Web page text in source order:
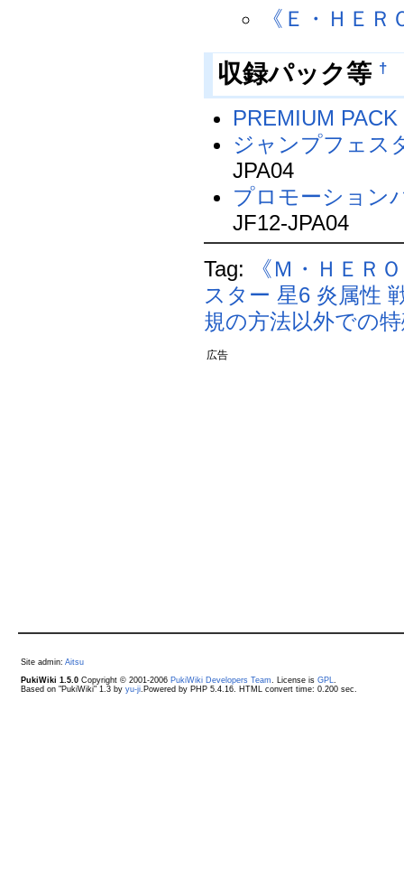
《Ｅ・ＨＥ
収録パック等 †
PREMIUM PACK
ジャンプフェス
JPA04
プロモーション
JF12-JPA04
Tag:
《Ｍ・ＨＥＲ
スター 星6 炎属性
規の方法以外での
広告
Site admin: Aitsu
PukiWiki 1.5.0Copyright © 2001-2006 PukiWiki Developers Team . License is GPL
Based on "PukiWiki" 1.3 by yu-ji.Powered by PHP 5.4.16. HTML convert time: 0.200 sec.